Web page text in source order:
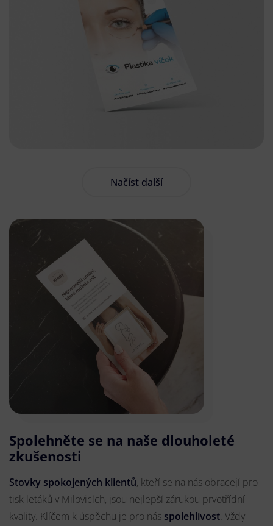
Načíst další
Spolehněte se na naše dlouholeté
zkušenosti
Stovky spokojených klientů, kteří se na nás obracejí pro
tisk letáků v Milovicích, jsou nejlepší zárukou prvotřídní
kvality. Klíčem k úspěchu je pro nás spolehlivost. Vždy